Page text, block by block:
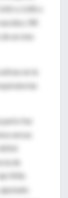
a 1,04) o
RR
un mes
en la
fue
versus
de
95%: